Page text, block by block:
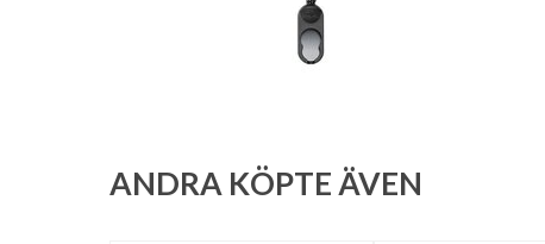
ANDRA KÖPTE ÄVEN